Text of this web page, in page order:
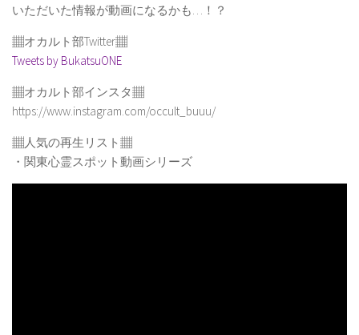
いただいた情報が動画になるかも…！？
▦オカルト部Twitter▦
Tweets by BukatsuONE
▦オカルト部インスタ▦
https://www.instagram.com/occult_buuu/
▦人気の再生リスト▦
・関東心霊スポット動画シリーズ